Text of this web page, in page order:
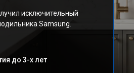
исключительный
Samsung.
до 3-х лет